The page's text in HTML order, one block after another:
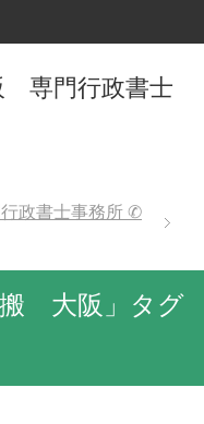
専門行政書士
政書士事務所 ✆
大阪」タグ